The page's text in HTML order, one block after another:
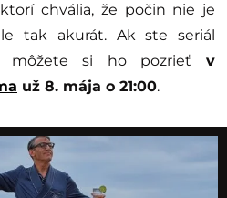
chvália, že počin nie je
tak akurát. Ak ste seriál
môžete si ho pozrieť v
už 8. mája o 21:00.